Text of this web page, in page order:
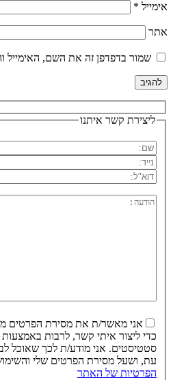
אימייל *
אתר
שמור בדפדפן זה את השם,
ליצירת קשר איתנו
אני מאשר/ת את מסירת הפרטים
כדי ליצור איתי קשר, לרבות באמצעות
סטטיסטים. אני מודע/ת לכך
עת, ושעל מסירת הפרטים שלי
הפרטיות של האתר